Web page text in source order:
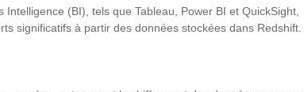
(BI), tels que Tableau, Power BI et QuickSight,
significatifs à partir des données stockées dans Redshift.